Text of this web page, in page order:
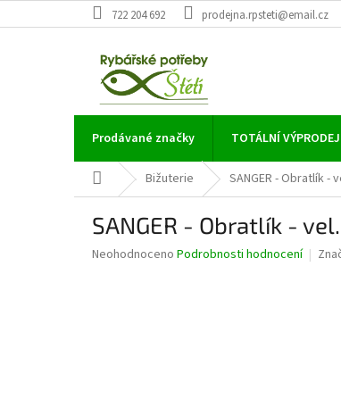
na
722 204 692 prodejna.rpsteti@email.cz
Prodávané značky TOTÁLNÍ VÝPRODEJ
Domů Bižuterie SANGER - Obratlík -
SANGER - Obratlík -
Průměrné
Neohodnoceno Podrobnosti hodnocení